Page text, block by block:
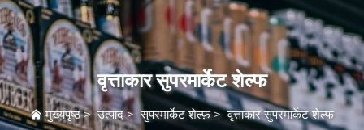
वृत्ताकार सुपरमार्केट शेल्फ
मुख्यपृष्ठ>उत्पाद>सुपरमार्केट शेल्फ़>वृत्ताकार सुपरमार्केट शेल्फ